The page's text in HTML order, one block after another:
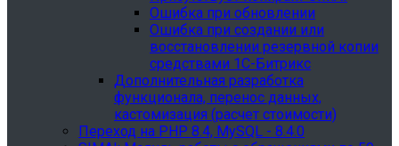
Ошибка при обновлении
Ошибка при создании или
восстановлении резервной копии
средствами 1С-Битрикс
Дополнительная разработка
функционала, перенос данных,
кастомизация (расчет стоимости)
Переход на PHP 8.4, MySQL - 8.4.0